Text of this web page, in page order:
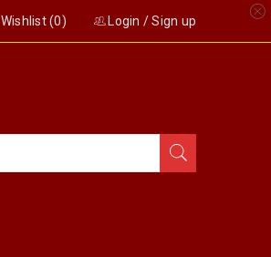
Login /Sign up
Wishlist (0)